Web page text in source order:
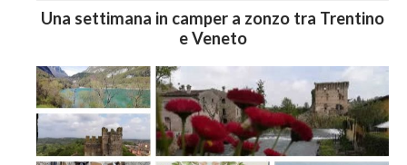
Una settimana in camper a zonzo tra Trentino
e Veneto